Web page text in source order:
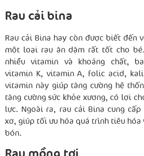
Rau cải bina
Rau cải Bina hay còn được biết đến
một loại rau ăn dặm rất tốt cho
nhiều vitamin và khoáng chất,
vitamin K, vitamin A, folic acid,
vitamin này giúp tăng cường hệ
tăng cường sức khỏe xương, có lợi
lực. Ngoài ra, rau cải Bina cung
xơ, giúp tối ưu hóa quá trình tiêu hóa
bón.